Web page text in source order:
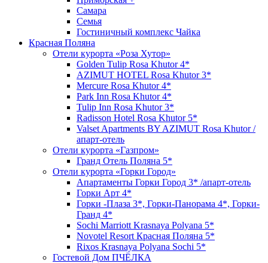
Самара
Семья
Гостиничный комплекс Чайка
Красная Поляна
Отели курорта «Роза Хутор»
Golden Tulip Rosa Khutor 4*
AZIMUT HOTEL Rosa Khutor 3*
Mercure Rosa Khutor 4*
Park Inn Rosa Khutor 4*
Tulip Inn Rosa Khutor 3*
Radisson Hotel Rosa Khutor 5*
Valset Apartments BY AZIMUT Rosa Khutor /
апарт-отель
Отели курорта «Газпром»
Гранд Отель Поляна 5*
Отели курорта «Горки Город»
Апартаменты Горки Город 3* /апарт-отель
Горки Арт 4*
Горки -Плаза 3*, Горки-Панорама 4*, Горки-
Гранд 4*
Sochi Marriott Krasnaya Polyana 5*
Novotel Resort Красная Поляна 5*
Rixos Krasnaya Polyana Sochi 5*
Гостевой Дом ПЧЁЛКА